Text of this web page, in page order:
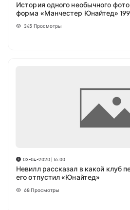
История одного необычного
форма «Манчестер Юнайтед»
345 Просмотры
03-04-2020 | 16:00
Невилл рассказал в какой клуб
его отпустил «Юнайтед»
68 Просмотры